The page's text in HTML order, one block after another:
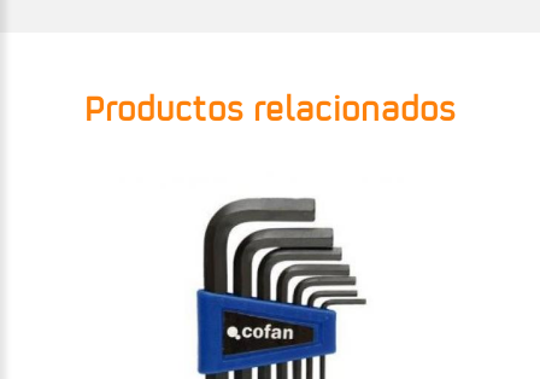
Productos relacionados